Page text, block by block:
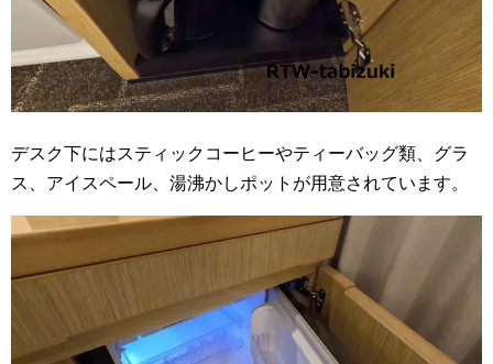
デスク下にはスティックコーヒーやティーバッグ類、グラ
ス、アイスペール、湯沸かしポットが用意されています。